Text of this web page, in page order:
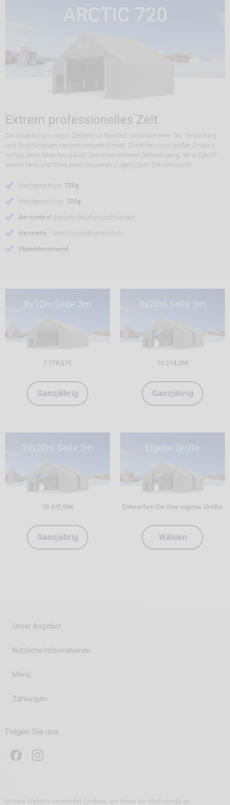
Extrem professionelles Zelt
Die Abdeckung in dieser Zelthalle ist feuerfest und bildet einen Teil. Verkleidung
und Struktur bilden hier eine integrale Einheit. Zusätzlich zum großen Eingang
verfügt diese Abdeckung auch über einen kleineren Seiteneingang, der aufgerollt
werden kann und Ihnen einen bequemen Zugang zum Zelt ermöglicht.
Dachgewicht ca. 720g
Wandgewicht ca. 720g
Air-control doppelte Belüftungsöffnungen
Hermetic - Verschlussklettverschluss
Flammhemmend
8x12m Seite 3m
7 178,57€
Ganzjährig
9x20m Seite 3m
10 214,28€
Ganzjährig
10x20m Seite 3m
10 475,95€
Ganzjährig
Eigene Größe
Entwerfen Sie Ihre eigene Größe
Wählen
Unser Angebot
Nützliche Informationen
Menü
Zahlungen
Folgen Sie uns:
Unsere Website verwendet Cookies, um Ihnen ein Höchstmaß an